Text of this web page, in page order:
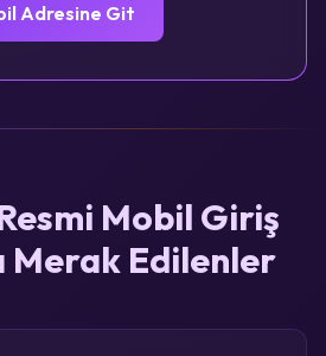
Adresine Git
Mobil Giriş
Merak Edilenler